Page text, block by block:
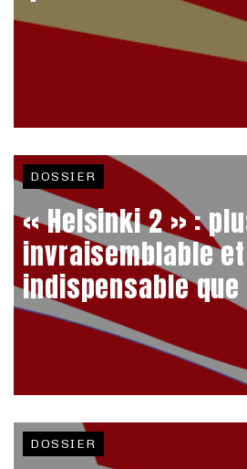
DOSSIER
« Helsinki 2 » :
invraisemblable
indispensable
DOSSIER